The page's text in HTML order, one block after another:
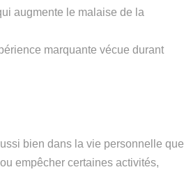
augmente le malaise de la
marquante vécue durant
bien dans la vie personnelle que
empêcher certaines activités,